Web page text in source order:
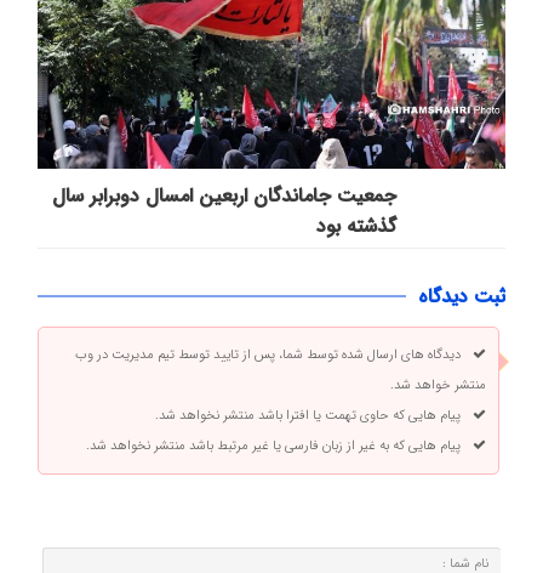
جمعیت جاماندگان اربعین امسال دوبرابر سال
گذشته بود
ثبت دیدگاه
دیدگاه های ارسال شده توسط شما، پس از تایید توسط تیم مدیریت در وب
منتشر خواهد شد.
پیام هایی که حاوی تهمت یا افترا باشد منتشر نخواهد شد.
پیام هایی که به غیر از زبان فارسی یا غیر مرتبط باشد منتشر نخواهد شد.